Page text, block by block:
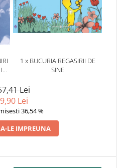
1 x BUCURIA REGASIRII DE
SINE
Lei
Lei
36,54 %
LE IMPREUNA